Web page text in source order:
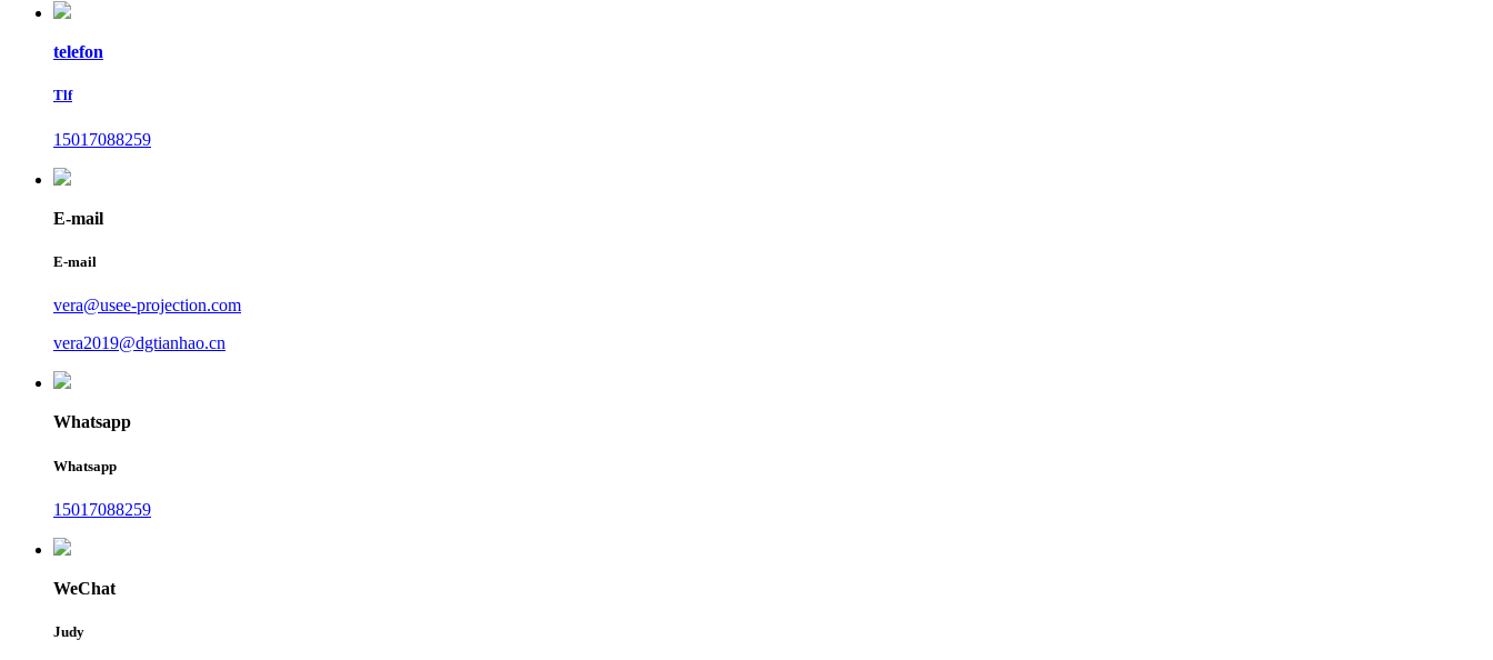
telefon
Tlf
15017088259
E-mail
E-mail
vera@usee-projection.com
vera2019@dgtianhao.cn
Whatsapp
Whatsapp
15017088259
WeChat
Judy